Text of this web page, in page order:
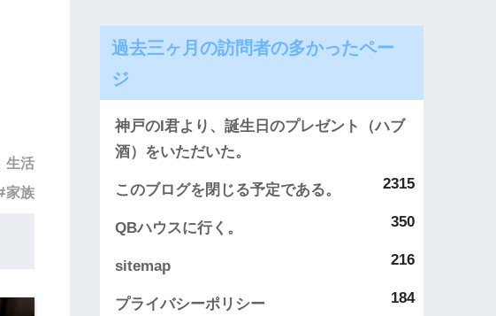
生活
家族
過去三ヶ月の訪問者の多かったペー
ジ
神戸のI君より、誕生日のプレゼント（ハブ
酒）をいただいた。
2315
このブログを閉じる予定である。
350
QBハウスに行く。
216
sitemap
184
プライバシーポリシー